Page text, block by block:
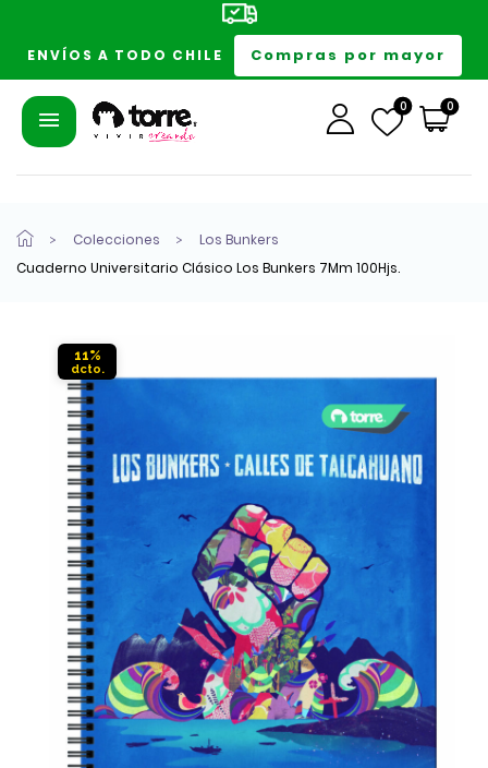
ENVÍOS A TODO CHILE Compras por mayor
0 0
Colecciones
Los Bunkers
Cuaderno Universitario Clásico Los Bunkers 7Mm 100Hjs.
11%